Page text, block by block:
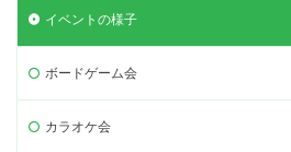
イベントの様子
ボードゲーム会
カラオケ会